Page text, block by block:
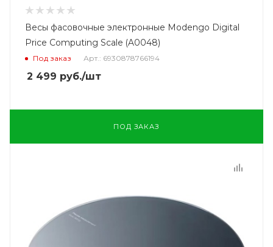
Весы фасовочные электронные Modengo Digital
Price Computing Scale (A0048)
Под заказ Арт.: 6930878766194
2 499 руб./шт
ПОД ЗАКАЗ